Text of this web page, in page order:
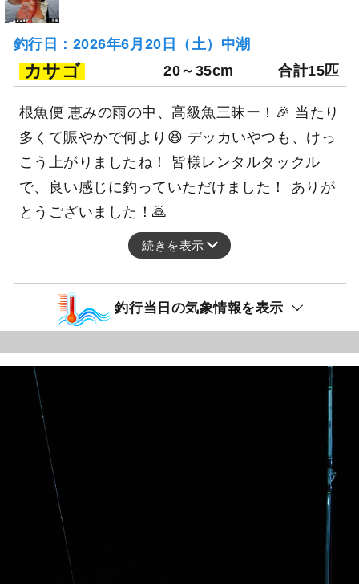
釣行日：2026年6月20日（土）中潮
カサゴ 20～35cm 合計15匹
根魚便 恵みの雨の中、高級魚三昧ー！🎉 当たり
多くて賑やかで何より😆 デッカいやつも、けっ
こう上がりましたね！ 皆様レンタルタックル
で、良い感じに釣っていただけました！ ありが
とうございました！🙇
続きを表示
釣行当日の気象情報を表示